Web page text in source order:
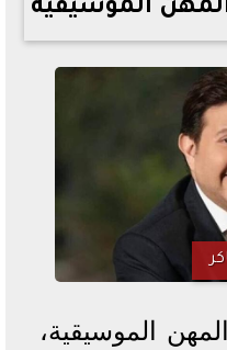
قبل مواجهة مصر
وخروجه من المستشفى |
الإثنين 6 - 7 - 2026
الموسيقية
الموسيقية،